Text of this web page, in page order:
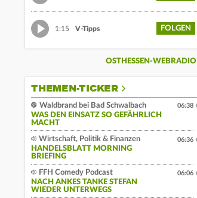
1:15 V-Tipps FOLGEN
OSTHESSEN-WEBRADIO
THEMEN-TICKER
Waldbrand bei Bad Schwalbach
WAS DEN EINSATZ SO GEFÄHRLICH
MACHT
06:38
Wirtschaft, Politik & Finanzen
HANDELSBLATT MORNING
BRIEFING
06:36
FFH Comedy Podcast
NACH ANKES TANKE STEFAN
WIEDER UNTERWEGS
06:06